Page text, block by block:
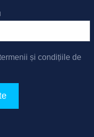
și condițiile de